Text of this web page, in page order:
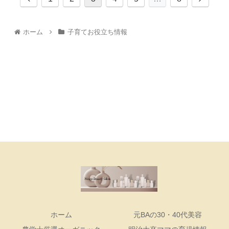
ホーム 子育てお役立ち情報
ホーム
元BAの30・40代美容